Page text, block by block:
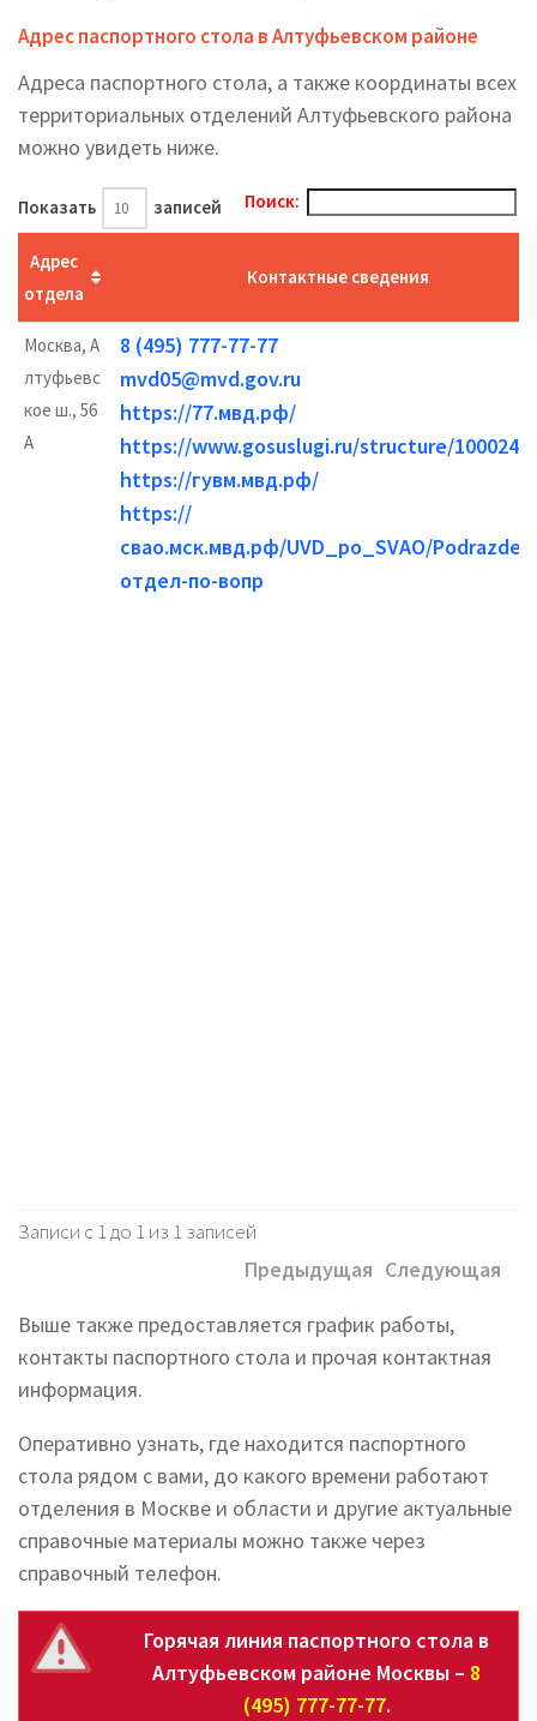
Адрес паспортного стола в Алтуфьевском районе
Адреса паспортного стола, а также координаты всех
территориальных отделений Алтуфьевского района
можно увидеть ниже.
Показать записей Поиск:
Адрес
отдела
Контактные сведения
Москва, А
лтуфьевс
кое ш., 56
А
8 (495) 777-77-77
mvd05@mvd.gov.ru
https://77.мвд.рф/
https://www.gosuslugi.ru/structure/
https://гувм.мвд.рф/
https://
свао.мск.мвд.рф/UVD_po_SVAO/
отдел-по-вопр
Записи с 1 до 1 из 1 записей
Предыдущая Следующая
Выше также предоставляется график работы,
контакты паспортного стола и прочая контактная
информация.
Оперативно узнать, где находится паспортного
стола рядом с вами, до какого времени работают
отделения в Москве и области и другие актуальные
справочные материалы можно также через
справочный телефон.
Горячая линия паспортного стола в
Алтуфьевском районе Москвы – 8
(495) 777-77-77.